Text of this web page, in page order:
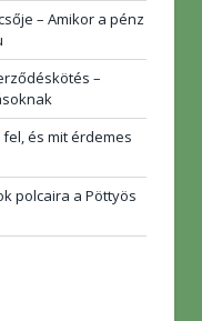
– Amikor a pénz
–
és mit érdemes
polcaira a Pöttyös